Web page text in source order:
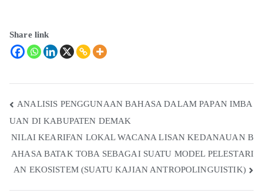
Share link
ANALISIS PENGGUNAAN BAHASA DALAM PAPAN IMBA
UAN DI KABUPATEN DEMAK
NILAI KEARIFAN LOKAL WACANA LISAN KEDANAUAN B
AHASA BATAK TOBA SEBAGAI SUATU MODEL PELESTARI
AN EKOSISTEM (SUATU KAJIAN ANTROPOLINGUISTIK)